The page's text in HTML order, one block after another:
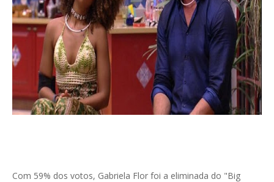
Com 59% dos votos, Gabriela Flor foi a eliminada do "Big